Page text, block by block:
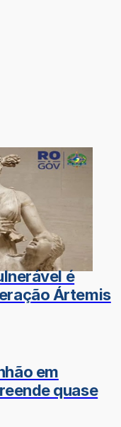
é
Ártemis
em
quase